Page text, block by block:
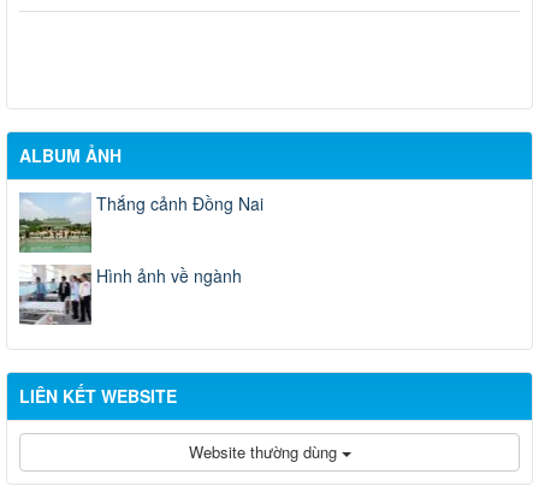
ALBUM ẢNH
Thắng cảnh Đồng Nai
Hình ảnh về ngành
LIÊN KẾT WEBSITE
Website thường dùng